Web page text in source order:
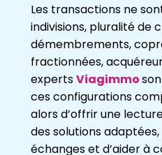
Les transactions ne
indivisions, pluralité de
démembrements,
fractionnées,
expertsViagimmo
ces configurations
alors d’offrir une
des solutions
échanges et d’aider à